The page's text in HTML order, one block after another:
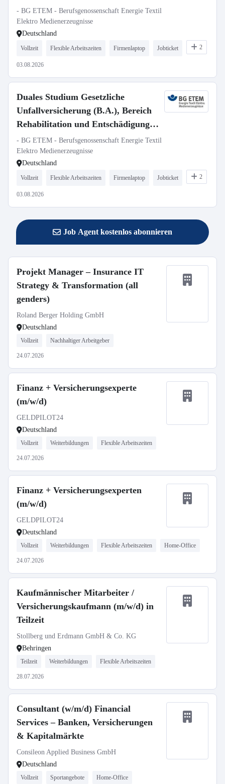
Region West (Köln, Düsseldorf,
Wiesbaden)
- BG ETEM - Berufsgenossenschaft Energie Textil
Elektro Medienerzeugnisse
Deutschland
Vollzeit Flexible Arbeitszeiten Firmenlaptop Jobticket 2
03.08.2026
Duales Studium Gesetzliche
Unfallversicherung (B.A.), Bereich
Rehabilitation und Entschädigung,
Region Nord (Berlin, Braunschweig,
Hamburg)
- BG ETEM - Berufsgenossenschaft Energie Textil
Elektro Medienerzeugnisse
Deutschland
Vollzeit Flexible Arbeitszeiten Firmenlaptop Jobticket 2
03.08.2026
Job Agent kostenlos abonnieren
Projekt Manager – Insurance IT
Strategy & Transformation (all
genders)
Roland Berger Holding GmbH
Deutschland
Vollzeit Nachhaltiger Arbeitgeber
24.07.2026
Finanz + Versicherungsexperte
(m/w/d)
GELDPILOT24
Deutschland
Vollzeit Weiterbildungen Flexible Arbeitszeiten
24.07.2026
Finanz + Versicherungsexperten
(m/w/d)
GELDPILOT24
Deutschland
Vollzeit Weiterbildungen Flexible Arbeitszeiten Home-Office
24.07.2026
Kaufmännischer Mitarbeiter /
Versicherungskaufmann (m/w/d) in
Teilzeit
Stollberg und Erdmann GmbH & Co. KG
Behringen
Teilzeit Weiterbildungen Flexible Arbeitszeiten
28.07.2026
Consultant (w/m/d) Financial
Services – Banken, Versicherungen
& Kapitalmärkte
Consileon Applied Business GmbH
Deutschland
Vollzeit Sportangebote Home-Office